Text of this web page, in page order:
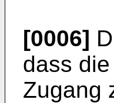
[0006]
dass
Zugang